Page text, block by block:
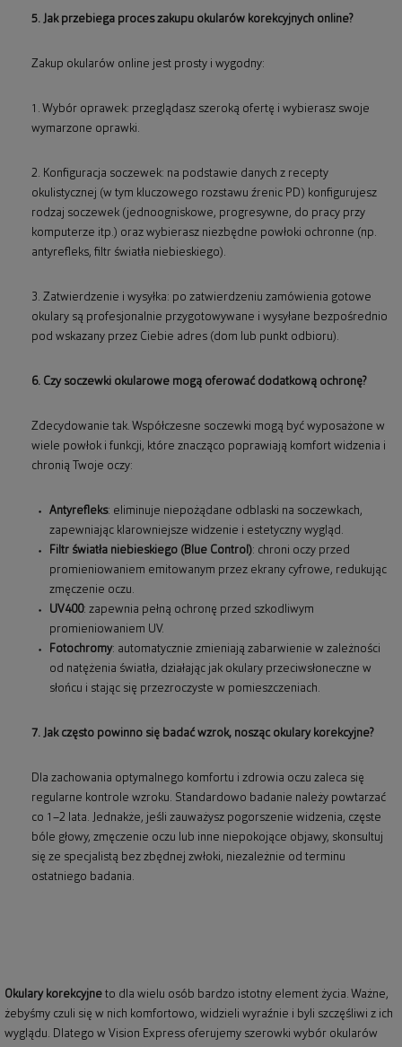
5. Jak przebiega proces zakupu okularów korekcyjnych online?
Zakup okularów online jest prosty i wygodny:
1. Wybór oprawek: przeglądasz szeroką ofertę i wybierasz swoje
wymarzone oprawki.
2. Konfiguracja soczewek: na podstawie danych z recepty
okulistycznej (w tym kluczowego rozstawu źrenic PD) konfigurujesz
rodzaj soczewek (jednoogniskowe, progresywne, do pracy przy
komputerze itp.) oraz wybierasz niezbędne powłoki ochronne (np.
antyrefleks, filtr światła niebieskiego).
3. Zatwierdzenie i wysyłka: po zatwierdzeniu zamówienia gotowe
okulary są profesjonalnie przygotowywane i wysyłane bezpośrednio
pod wskazany przez Ciebie adres (dom lub punkt odbioru).
6. Czy soczewki okularowe mogą oferować dodatkową ochronę?
Zdecydowanie tak. Współczesne soczewki mogą być wyposażone w
wiele powłok i funkcji, które znacząco poprawiają komfort widzenia i
chronią Twoje oczy:
Antyrefleks: eliminuje niepożądane odblaski na soczewkach,
zapewniając klarowniejsze widzenie i estetyczny wygląd.
Filtr światła niebieskiego (Blue Control): chroni oczy przed
promieniowaniem emitowanym przez ekrany cyfrowe, redukując
zmęczenie oczu.
UV400: zapewnia pełną ochronę przed szkodliwym
promieniowaniem UV.
Fotochromy: automatycznie zmieniają zabarwienie w zależności
od natężenia światła, działając jak okulary przeciwsłoneczne w
słońcu i stając się przezroczyste w pomieszczeniach.
7. Jak często powinno się badać wzrok, nosząc okulary korekcyjne?
Dla zachowania optymalnego komfortu i zdrowia oczu zaleca się
regularne kontrole wzroku. Standardowo badanie należy powtarzać
co 1–2 lata. Jednakże, jeśli zauważysz pogorszenie widzenia, częste
bóle głowy, zmęczenie oczu lub inne niepokojące objawy, skonsultuj
się ze specjalistą bez zbędnej zwłoki, niezależnie od terminu
ostatniego badania.
Okulary korekcyjne to dla wielu osób bardzo istotny element życia. Ważne,
żebyśmy czuli się w nich komfortowo, widzieli wyraźnie i byli szczęśliwi z ich
wyglądu. Dlatego w Vision Express oferujemy szerowki wybór okularów